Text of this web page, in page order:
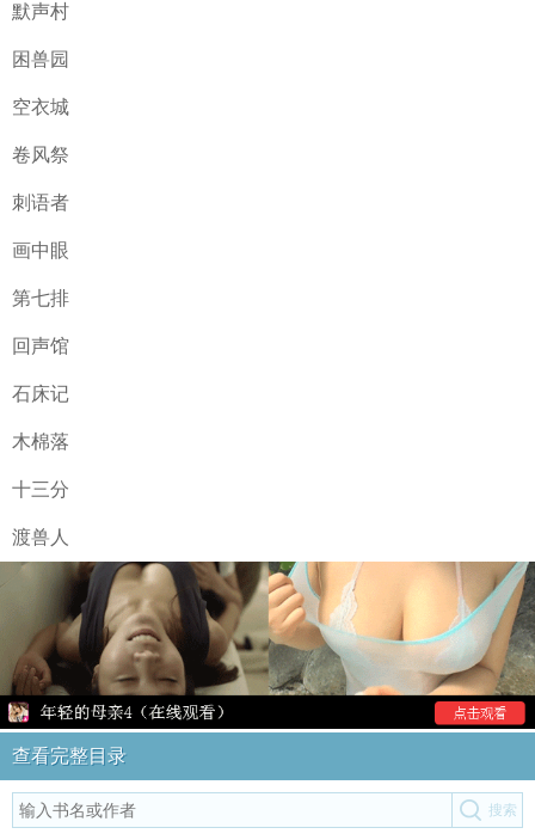
默声村
困兽园
空衣城
卷风祭
刺语者
画中眼
第七排
回声馆
石床记
木棉落
十三分
渡兽人
查看完整目录